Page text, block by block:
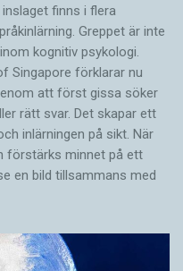
finns i flera
Greppet är inte
kognitiv psykologi.
Singa­pore förklarar nu
att först gissa ­söker
rätt svar. Det skapar ett
inlärningen på sikt. När
förstärks minnet på ett
en bild tillsammans med